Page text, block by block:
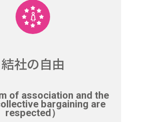
結社の自由
of association and the
bargaining are
respected）